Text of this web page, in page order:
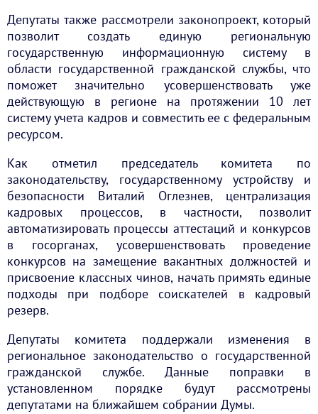
Депутаты также рассмотрели законопроект, который
позволит создать единую региональную
государственную информационную систему в
области государственной гражданской службы, что
поможет значительно усовершенствовать уже
действующую в регионе на протяжении 10 лет
систему учета кадров и совместить ее с федеральным
ресурсом.
Как отметил председатель комитета по
законодательству, государственному устройству и
безопасности Виталий Оглезнев, централизация
кадровых процессов, в частности, позволит
автоматизировать процессы аттестаций и конкурсов
в госорганах, усовершенствовать проведение
конкурсов на замещение вакантных должностей и
присвоение классных чинов, начать примять единые
подходы при подборе соискателей в кадровый
резерв.
Депутаты комитета поддержали изменения в
региональное законодательство о государственной
гражданской службе. Данные поправки в
установленном порядке будут рассмотрены
депутатами на ближайшем собрании Думы.